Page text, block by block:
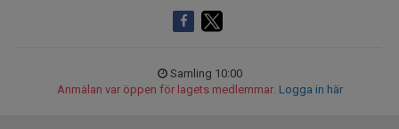
Samling 10:00
Anmälan var öppen för lagets medlemmar. Logga in här